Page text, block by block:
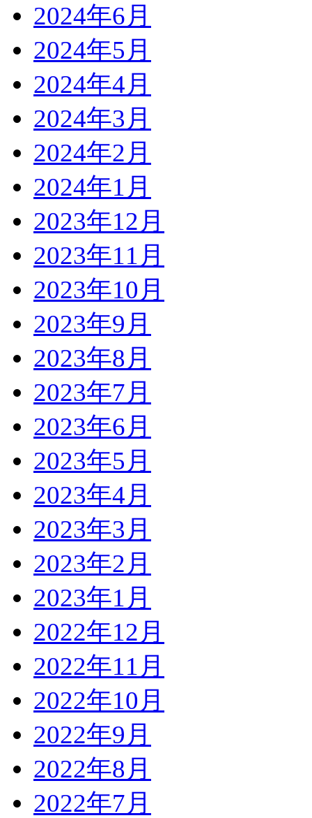
2024年6月
2024年5月
2024年4月
2024年3月
2024年2月
2024年1月
2023年12月
2023年11月
2023年10月
2023年9月
2023年8月
2023年7月
2023年6月
2023年5月
2023年4月
2023年3月
2023年2月
2023年1月
2022年12月
2022年11月
2022年10月
2022年9月
2022年8月
2022年7月